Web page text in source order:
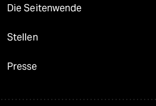
Die Seitenwende
Stellen
Presse